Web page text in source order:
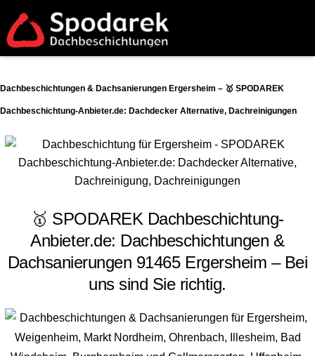
Dachbeschichtungen & Dachsanierungen Ergersheim – 🥇 SPODAREK
Dachbeschichtung-Anbieter.de: Dachdecker Alternative, Dachreinigungen
🥇 SPODAREK Dachbeschichtung-
Anbieter.de: Dachbeschichtungen &
Dachsanierungen 91465 Ergersheim – Bei
uns sind Sie richtig.